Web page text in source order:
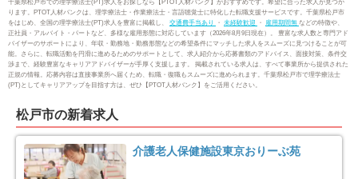
市川市 88 船橋市 176
館山市 14 木更津市 20
松戸市 136
茂原市 22 成田市 15
千葉県松戸市での理学療法士(PT)求人をお探しなら【PTOT人材バンク】がおすすめです。希望に合った求人が見つか
ります。PTOT人材バンクは、理学療法士・作業療法士・言語聴覚士に特化した転職支援サービスです。千葉県松戸市
をはじめ、全国の理学療法士(PT)求人を豊富に掲載し、 交通費手当あり ・ 未経験歓迎 ・ 雇用期間無 などの特徴や、
正社員・アルバイト・パートなど、多様な雇用形態に対応しています（2026年8月9日現在）。 豊富な求人数と専門アド
バイザーのサポートにより、年収・勤務地・勤務形態などの希望条件にマッチした求人をスムーズに見つけることが可
能。さらに、転職活動を円滑に進めるためのサポートとして、求人紹介から応募書類のアドバイス、面接対策、条件交
渉まで、経験豊富なキャリアアドバイザーが手厚く支援します。 掲載されている求人は、すべて事業所から提供された
正規の情報。応募内容は直接事業所へ届くため、転職・復職もスムーズに進められます。千葉県松戸市で理学療法士
(PT)としてキャリアアップを目指す方は、ぜひ【PTOT人材バンク】をご活用ください。
松戸市の新着求人
介護老人保健施設東京おりーぶ苑